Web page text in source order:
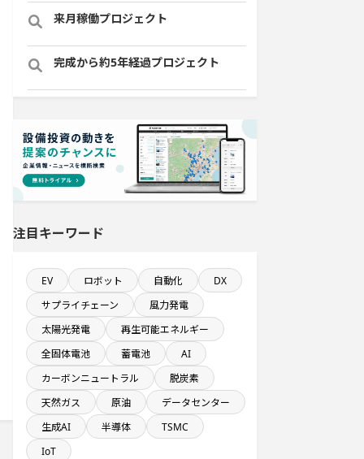
来月稼働プロジェクト
完成から約5年経過プロジェクト
既に100億円以上の支払いが終了した
設備新設計画
食品卸に関するプロジェクト
自動車関連工場のプロジェクト
1000億円以上投資する設備新設計画
関東地方で投資額10億円以上プロジ
ェクト
注目キーワード
EV ロボット 自動化
DX
サプライチェーン
風力発電
太陽光発電
再生可能エネルギー
全固体電池
蓄電池
AI
カーボンニュートラル
脱炭素
天然ガス
原油
データセンター
生成AI
半導体
TSMC
IoT